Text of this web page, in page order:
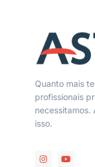
Quanto mais
profissionais
necessitamos.
isso.